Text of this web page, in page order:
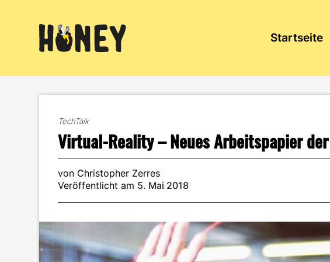
Startseite
TechTalk
Virtual-Reality – Neues Arbeitspapier
von Christopher Zerres
Veröffentlicht am 5. Mai 2018